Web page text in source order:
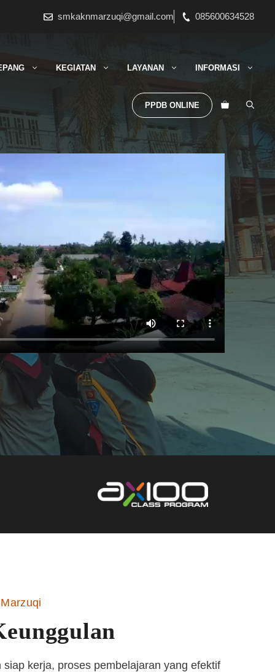
smkaknmarzuqi@gmail.com 085600634528
KEGIATAN LAYANAN INFORMASI
PPDB ONLINE
kerja, proses pembelajaran yang efektif